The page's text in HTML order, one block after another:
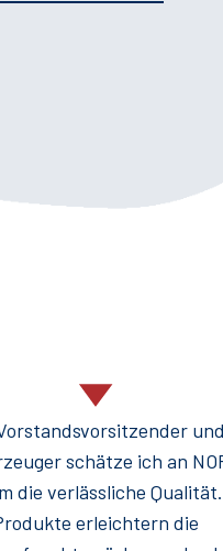
und
schätze ich an
die verlässliche
erleichtern die